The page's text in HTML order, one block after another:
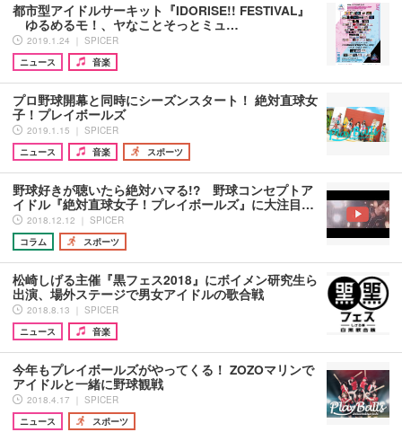
都市型アイドルサーキット『IDORISE!! FESTIVAL』
ゆるめるモ！、ヤなことそっとミュ…
2019.1.24 ｜ SPICER
ニュース
音楽
プロ野球開幕と同時にシーズンスタート！ 絶対直球女
子！プレイボールズ
2019.1.15 ｜ SPICER
ニュース
音楽 スポーツ
野球好きが聴いたら絶対ハマる!? 野球コンセプトア
イドル『絶対直球女子！プレイボールズ』に大注目…
2018.12.12 ｜ SPICER
コラム
スポーツ
松崎しげる主催『黒フェス2018』にボイメン研究生ら
出演、場外ステージで男女アイドルの歌合戦
2018.8.13 ｜ SPICER
ニュース
音楽
今年もプレイボールズがやってくる！ ZOZOマリンで
アイドルと一緒に野球観戦
2018.4.17 ｜ SPICER
ニュース
スポーツ